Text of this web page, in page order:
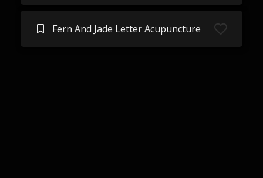
Fern And Jade Letter Acupuncture